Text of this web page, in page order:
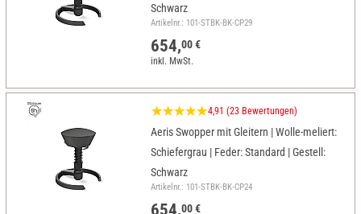
Schwarz
Artikelnr.: 101-STBK-BK-CP29
654,00 €
inkl. MwSt.
4,91 (23 Bewertungen)
Aeris Swopper mit Gleitern | Wolle-meliert:
Schiefergrau | Feder: Standard | Gestell:
Schwarz
Artikelnr.: 101-STBK-BK-CP24
654,00 €